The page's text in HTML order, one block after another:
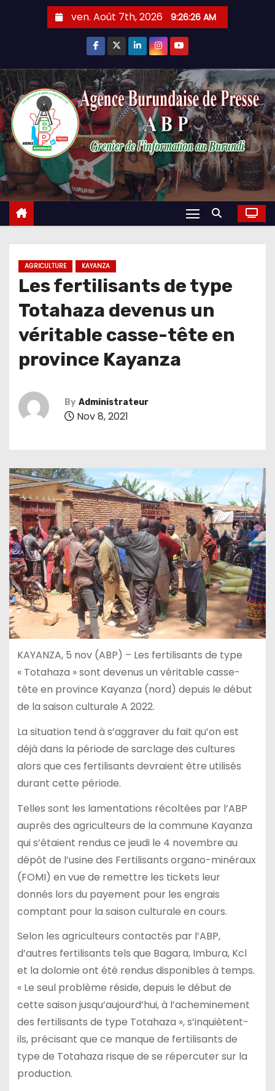
ven. Août 7th, 2026 9:26:27 AM
AGRICULTURE KAYANZA
Les fertilisants de type
Totahaza devenus un
véritable casse-tête en
province Kayanza
By Administrateur
Nov 8, 2021
KAYANZA, 5 nov (ABP) – Les fertilisants de type
« Totahaza » sont devenus un véritable casse-
tête en province Kayanza (nord) depuis le début
de la saison culturale A 2022.
La situation tend à s’aggraver du fait qu’on est
déjà dans la période de sarclage des cultures
alors que ces fertilisants devraient être utilisés
durant cette période.
Telles sont les lamentations récoltées par l’ABP
auprès des agriculteurs de la commune Kayanza
qui s’étaient rendus ce jeudi le 4 novembre au
dépôt de l’usine des Fertilisants organo-minéraux
(FOMI) en vue de remettre les tickets leur
donnés lors du payement pour les engrais
comptant pour la saison culturale en cours.
Selon les agriculteurs contactés par l’ABP,
d’autres fertilisants tels que Bagara, Imbura, Kcl
et la dolomie ont été rendus disponibles à temps.
« Le seul problème réside, depuis le début de
cette saison jusqu’aujourd’hui, à l’acheminement
des fertilisants de type Totahaza », s’inquiètent-
ils, précisant que ce manque de fertilisants de
type de Totahaza risque de se répercuter sur la
production.